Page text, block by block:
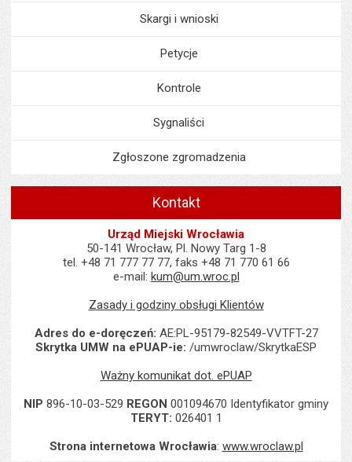
Skargi i wnioski
Petycje
Kontrole
Sygnaliści
Zgłoszone zgromadzenia
Kontakt
Urząd Miejski Wrocławia
50-141 Wrocław, Pl. Nowy Targ 1-8
tel. +48 71 777 77 77, faks +48 71 770 61 66
e-mail: kum@um.wroc.pl
Zasady i godziny obsługi Klientów
Adres do e-doręczeń: AE:PL-95179-82549-VVTFT-27
Skrytka UMW na ePUAP-ie: /umwroclaw/SkrytkaESP
Ważny komunikat dot. ePUAP
NIP 896-10-03-529 REGON 001094670 Identyfikator gminy
TERYT: 026401 1
Strona internetowa Wrocławia: www.wroclaw.pl